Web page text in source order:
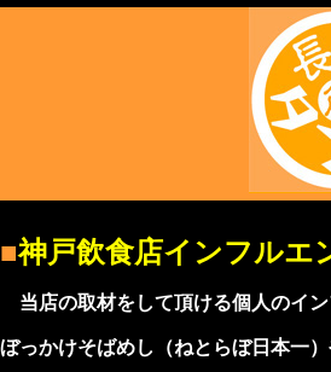
■神戸飲食店インフルエ
当店の取材をして頂ける個人のイ
ぼっかけそばめし（ねとらぼ日本一